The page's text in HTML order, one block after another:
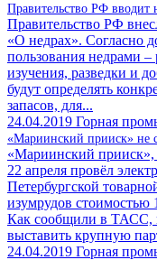
Правительство РФ вводит
Правительство РФ
«О недрах». Согласно
пользования недрами –
изучения, разведки и
будут определять
запасов, для...
24.04.2019 Горная
«Мариинский прииск» не
«Мариинский прииск»,
22 апреля провёл
Петербургской
изумрудов стоимостью
Как сообщили в ТАСС,
выставить крупную
24.04.2019 Горная